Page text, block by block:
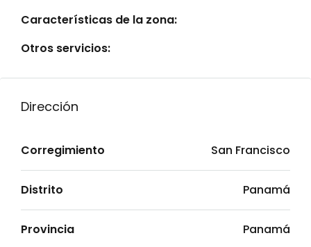
Características de la zona:
Otros servicios:
Dirección
Corregimiento San Francisco
Distrito Panamá
Provincia Panamá